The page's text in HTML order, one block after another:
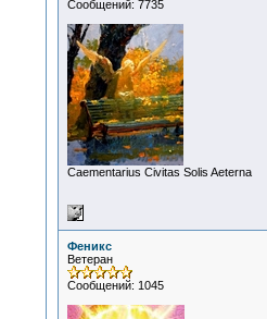
Сообщений: 7735
Сaementarius Civitas Solis Aeterna
Феникс
Ветеран
Сообщений: 1045